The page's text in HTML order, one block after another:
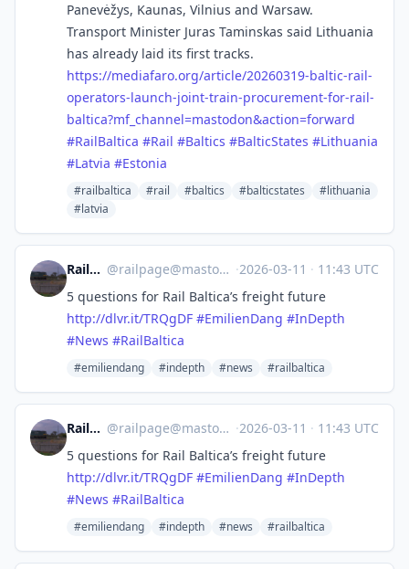
Panevėžys, Kaunas, Vilnius and Warsaw.
Transport Minister Juras Taminskas said Lithuania
has already laid its first tracks.
https://mediafaro.org/article/20260319-baltic-rail-
operators-launch-joint-train-procurement-for-rail-
baltica?mf_channel=mastodon&action=forward
#RailBaltica #Rail #Baltics #BalticStates #Lithuania
#Latvia #Estonia
#railbaltica #rail #baltics #balticstates
#lithuania
#latvia
Railpage @railpage@mastodon.social ·2026-03-11 · 11:43 UTC
5 questions for Rail Baltica’s freight future
http://dlvr.it/TRQgDF #EmilienDang #InDepth
#News #RailBaltica
#emiliendang #indepth #news #railbaltica
Railpage @railpage@mastodon.social ·2026-03-11 · 11:43 UTC
5 questions for Rail Baltica’s freight future
http://dlvr.it/TRQgDF #EmilienDang #InDepth
#News #RailBaltica
#emiliendang #indepth #news #railbaltica